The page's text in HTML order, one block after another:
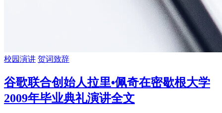
校园演讲 贺词致辞
谷歌联合创始人拉里•佩奇在密歇根大学
2009年毕业典礼演讲全文